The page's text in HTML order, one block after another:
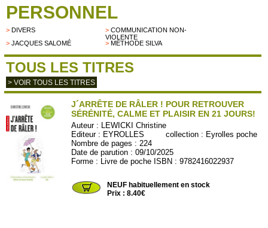
PERSONNEL
> DIVERS >COMMUNICATION NON-
VIOLENTE
> JACQUES SALOMÉ >MÉTHODE SILVA
TOUS LES TITRES
> VOIR TOUS LES TITRES
J´ARRÊTE DE RÂLER ! POUR RETROUVER
SÉRÉNITÉ, CALME ET PLAISIR EN 21 JOURS!
Auteur : LEWICKI Christine
Editeur : EYROLLES collection : Eyrolles poche
Nombre de pages : 224
Date de parution : 09/10/2025
Forme : Livre de poche ISBN : 9782416022937
NEUF habituellement en stock
Prix : 8.40€